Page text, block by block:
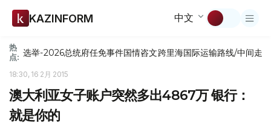
KAZINFORM 中文
热
点: 选举-2026总统府任免事件国情咨文跨里海国际运输路线/中间走廊
18:30, 16 2月 2015
澳大利亚女子账户突然多出4867万 银行：
就是你的